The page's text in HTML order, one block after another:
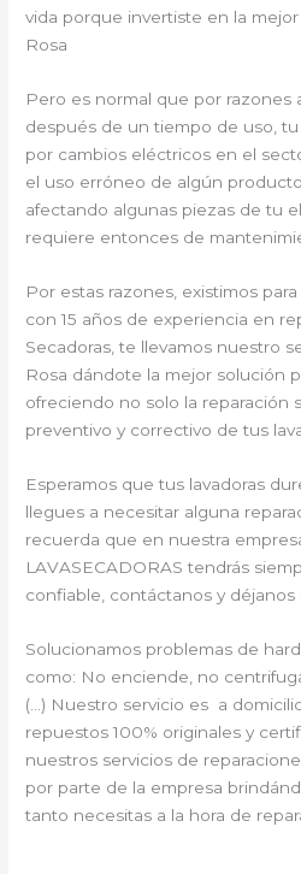
vida porque invertiste en la
Rosa
Pero es normal que por razones
después de un tiempo de uso,
por cambios eléctricos en el
el uso erróneo de algún
afectando algunas piezas de tu
requiere entonces de
Por estas razones, existimos
con 15 años de experiencia en
Secadoras, te llevamos nuestro
Rosa dándote la mejor solución
ofreciendo no solo la reparación
preventivo y correctivo de tus
Esperamos que tus lavadoras
llegues a necesitar alguna
recuerda que en nuestra
LAVASECADORAS tendrás
confiable, contáctanos y déjanos
Solucionamos problemas de
como: No enciende, no
(…) Nuestro servicio es a
repuestos 100% originales y
nuestros servicios de
por parte de la empresa
tanto necesitas a la hora de